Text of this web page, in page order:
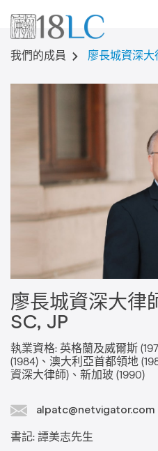
我們的成員 廖長城資深大
廖長城資深大律
SC, JP
執業資格: 英格蘭及威爾斯
(1984)、澳大利亞首都領地
資深大律師)、新加玻 (1990)
alpatc@netvigator.com
書記: 譚美志先生